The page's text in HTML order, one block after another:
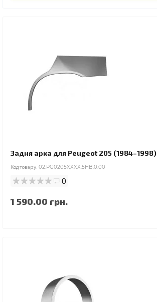
Задня арка для Peugeot 205 (1984–1998)
Код товару: 02.PG0205XXXX.5HB.0.00
0
1 590.00 грн.